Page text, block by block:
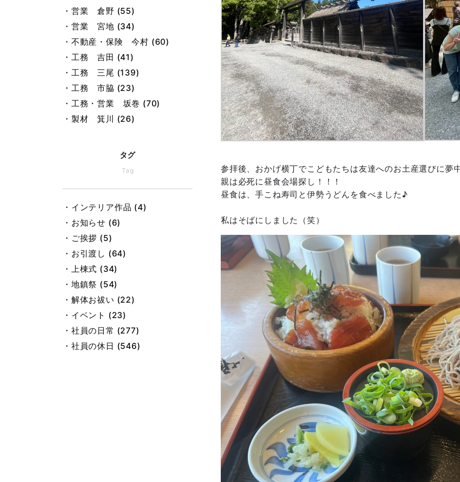
参拝後、おかげ横丁でこどもたちは友達へのお土産選びに夢
親は必死に昼食会場探し！！！
昼食は、手こね寿司と伊勢うどんを食べました♪
私はそばにしました（笑）
・営業 倉野 (55)
・営業 宮地 (34)
・不動産・保険 今村 (60)
・工務 吉田 (41)
・工務 三尾 (139)
・工務 市脇 (23)
・工務・営業 坂巻 (70)
・製材 箕川 (26)
・製材 池戸 (22)
・設計 小板 (25)
・設計 仲田 (7)
・設計 古谷 (14)
・設計 梶田 (18)
・大工 楯 (20)
・総務 松村 (31)
・総務 村上 (28)
・総務 岡山 (84)
・総務 野村 (33)
・総務 小池 (21)
タグ
Tag
・インテリア作品 (4)
・お知らせ (6)
・ご挨拶 (5)
・お引渡し (64)
・上棟式 (34)
・地鎮祭 (54)
・解体お祓い (22)
・イベント (23)
・社員の日常 (277)
・社員の休日 (546)